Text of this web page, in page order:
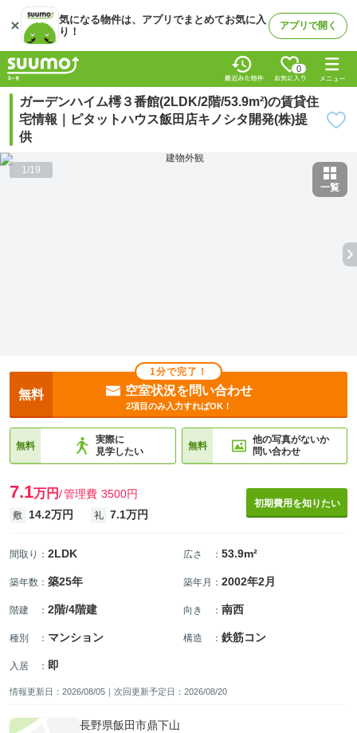
気になる物件は、アプリでまとめてお気に入
り！
アプリで開く
0
ガーデンハイム樗３番館(2LDK/2階/53.9m²)の賃貸住
宅情報｜ピタットハウス飯田店キノシタ開発(株)提
供
1/19
一覧
1分で完了！
無料 空室状況を問い合わせ
2項目のみ入力すればOK！
無料
実際に
見学したい
無料
他の写真がないか
問い合わせ
7.1万円 管理費 3500円
敷 14.2万円 礼 7.1万円
初期費用を知りたい
間取り ： 2LDK 広さ ： 53.9m²
築年数 ： 築25年 築年月 ： 2002年2月
階建 ： 2階/4階建 向き ： 南西
種別 ： マンション 構造 ： 鉄筋コン
入居 ： 即
情報更新日：2026/08/05｜次回更新予定日：2026/08/20
長野県飯田市鼎下山